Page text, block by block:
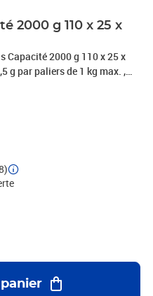
2000 g 110 x 25 x
Capacité 2000 g 110 x 25 x
g par paliers de 1 kg max. ,
: le pèse-lettres a un boîtier
la surface de pesée est de
AA 1,5 V incluses